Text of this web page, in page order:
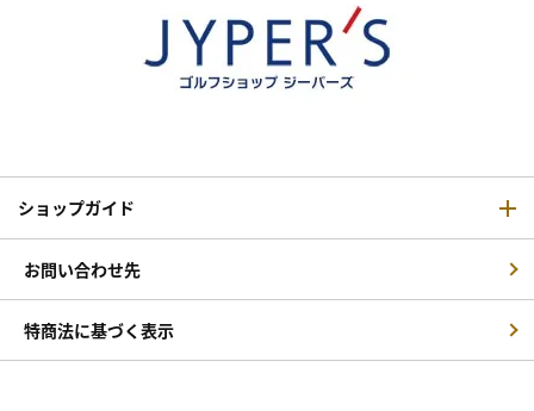
ショップガイド
お問い合わせ先
特商法に基づく表示